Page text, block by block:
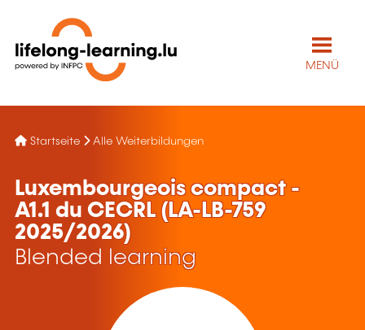
MENÜ
Startseite Alle Weiterbildungen
Luxembourgeois compact -
A1.1 du CECRL (LA-LB-759
2025/2026)
Blended learning